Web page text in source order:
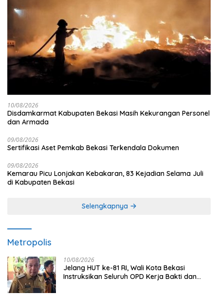
10/08/2026
Disdamkarmat Kabupaten Bekasi Masih Kekurangan Personel
dan Armada
09/08/2026
Sertifikasi Aset Pemkab Bekasi Terkendala Dokumen
09/08/2026
Kemarau Picu Lonjakan Kebakaran, 83 Kejadian Selama Juli
di Kabupaten Bekasi
Selengkapnya
Metropolis
10/08/2026
Jelang HUT ke-81 RI, Wali Kota Bekasi
Instruksikan Seluruh OPD Kerja Bakti dan